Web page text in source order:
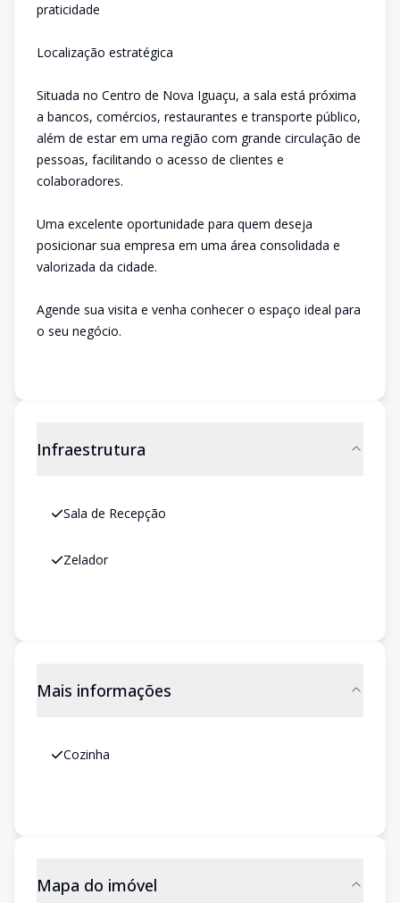
praticidade
Localização estratégica
Situada no Centro de Nova Iguaçu, a sala está próxima
a bancos, comércios, restaurantes e transporte público,
além de estar em uma região com grande circulação de
pessoas, facilitando o acesso de clientes e
colaboradores.
Uma excelente oportunidade para quem deseja
posicionar sua empresa em uma área consolidada e
valorizada da cidade.
Agende sua visita e venha conhecer o espaço ideal para
o seu negócio.
Infraestrutura
Sala de Recepção
Zelador
Mais informações
Cozinha
Mapa do imóvel